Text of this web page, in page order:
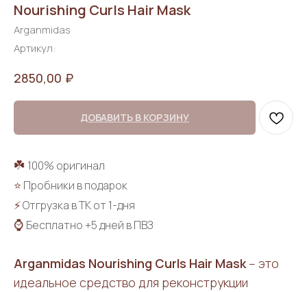
Nourishing Curls Hair Mask
Arganmidas
Артикул:
2850,00 ₽
ДОБАВИТЬ В КОРЗИНУ
☘️ 100% оригинал
⭐ Пробники в подарок
⚡Отгрузка в ТК от 1-дня
⌚ Бесплатно +5 дней в ПВЗ
Arganmidas Nourishing Curls Hair Mask – это
идеальное средство для реконструкции